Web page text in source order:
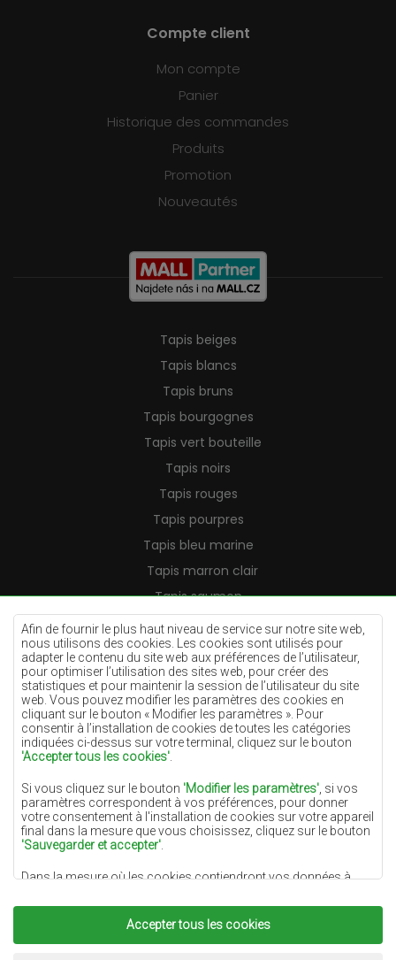
Afin de fournir le plus haut niveau de service sur notre site web,
nous utilisons des cookies. Les cookies sont utilisés pour
adapter le contenu du site web aux préférences de l’utilisateur,
pour optimiser l’utilisation des sites web, pour créer des
statistiques et pour maintenir la session de l’utilisateur du site
web. Vous pouvez modifier les paramètres des cookies en
cliquant sur le bouton « Modifier les paramètres ». Pour
consentir à l’installation de cookies de toutes les catégories
indiquées ci-dessus sur votre terminal, cliquez sur le bouton
'Accepter tous les cookies'
Si vous cliquez sur le bouton 'Modifier les paramètres' , si vos
paramètres correspondent à vos préférences, pour donner
votre consentement à l'installation de cookies sur votre appareil
final dans la mesure que vous choisissez, cliquez sur le bouton
'Sauvegarder et accepter'
Dans la mesure où les cookies contiendront vos données à
du responsable du traitement des données (DYWANYCHEMEX)
ou de tiers sous la forme de la fourniture de services de haute
qualité sur notre site Web et des activités de marketing du
responsable du traitement des données et de ses Partenaires de
Accepter tous les cookies
Compte client
Mon compte
Panier
Historique des commandes
Produits
Promotion
Nouveautés
Tapis beiges
Tapis blancs
Tapis bruns
Tapis bourgognes
Tapis vert bouteille
Tapis noirs
Tapis rouges
Tapis pourpres
Tapis bleu marine
Tapis marron clair
Tapis saumon
Tapis crème
Tapis lilas
Tapis jaunes
Tapis menthe
Tapis bleus
Tapis oranges
Tapis gris
Tapis terre cuite
Tapis dorés